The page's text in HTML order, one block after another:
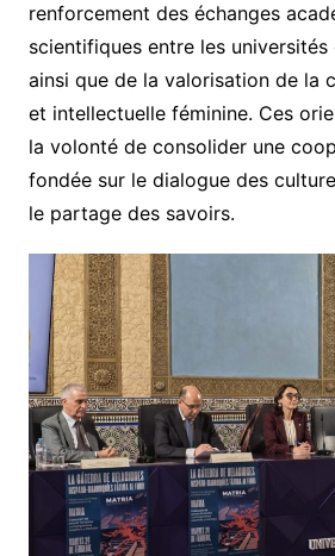
renforcement des échanges
scientifiques entre les universités
ainsi que de la valorisation de la
et intellectuelle féminine. Ces
la volonté de consolider une
fondée sur le dialogue des
le partage des savoirs.